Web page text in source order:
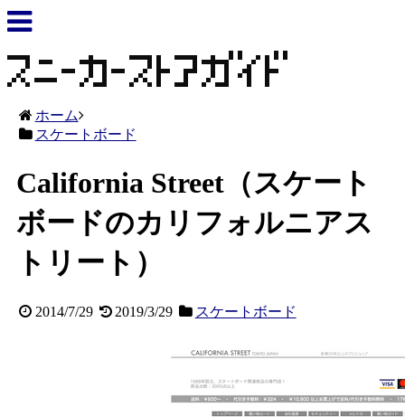
ホーム
スケートボード
California Street（スケート
ボードのカリフォルニアス
トリート）
2014/7/29 2019/3/29 スケートボード